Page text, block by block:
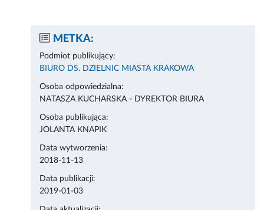
METKA:
Podmiot publikujący:
BIURO DS. DZIELNIC MIASTA KRAKOWA
Osoba odpowiedzialna:
NATASZA KUCHARSKA - DYREKTOR BIURA
Osoba publikująca:
JOLANTA KNAPIK
Data wytworzenia:
2018-11-13
Data publikacji:
2019-01-03